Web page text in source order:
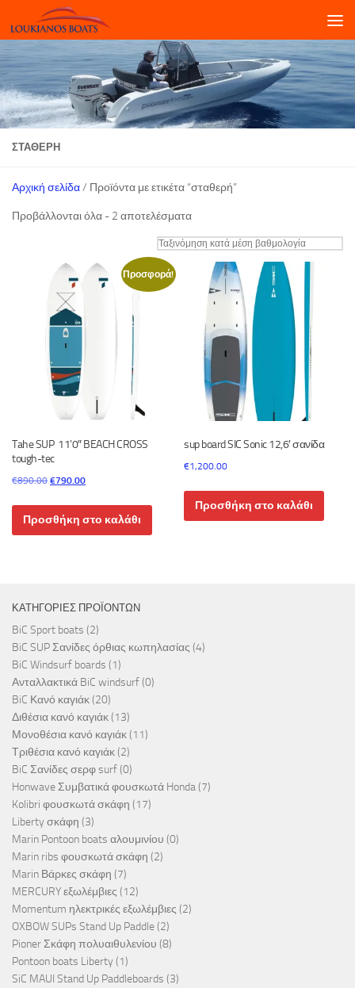
Skip to content
ΣΤΑΘΕΡΉ
Αρχική σελίδα/ Προϊόντα με ετικέτα “σταθερή”
Προβάλλονται όλα - 2 αποτελέσματαSorted
average
rating
Προσφορά!
Tahe SUP 11’0″ BEACH CROSS
tough-tec
€890.00 Original
was:
€790.00Η
Προσθήκη στο καλάθι
sup board SIC Sonic 12,6′ σανίδα
€1,200.00
Προσθήκη στο καλάθι
ΚΑΤΗΓΟΡΊΕΣ ΠΡΟΪΌΝΤΩΝ
BiC Sport boats (2)
BiC SUP Σανίδες όρθιας κωπηλασίας(4)
BiC Windsurf boards (1)
Ανταλλακτικά BiC windsurf(0)
BiC Κανό καγιάκ(20)
Διθέσια κανό καγιάκ(13)
Μονοθέσια κανό καγιάκ(11)
Τριθέσια κανό καγιάκ(2)
BiC Σανίδες σερφ surf(0)
Honwave Συμβατικά φουσκωτά Honda(7)
Kolibri φουσκωτά σκάφη (17)
Liberty σκάφη (3)
Marin Pontoon boats αλουμινίου (0)
Marin ribs φουσκωτά σκάφη (2)
Marin Βάρκες σκάφη (7)
MERCURY εξωλέμβιες(12)
Momentum ηλεκτρικές εξωλέμβιες(2)
OXBOW SUPs Stand Up Paddle(2)
Pioner Σκάφη πολυαιθυλενίου (8)
Pontoon boats Liberty (1)
SiC MAUI Stand Up Paddleboards (3)